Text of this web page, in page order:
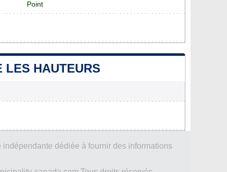
Point
LES HAUTEURS
dédiée à fournir des informations